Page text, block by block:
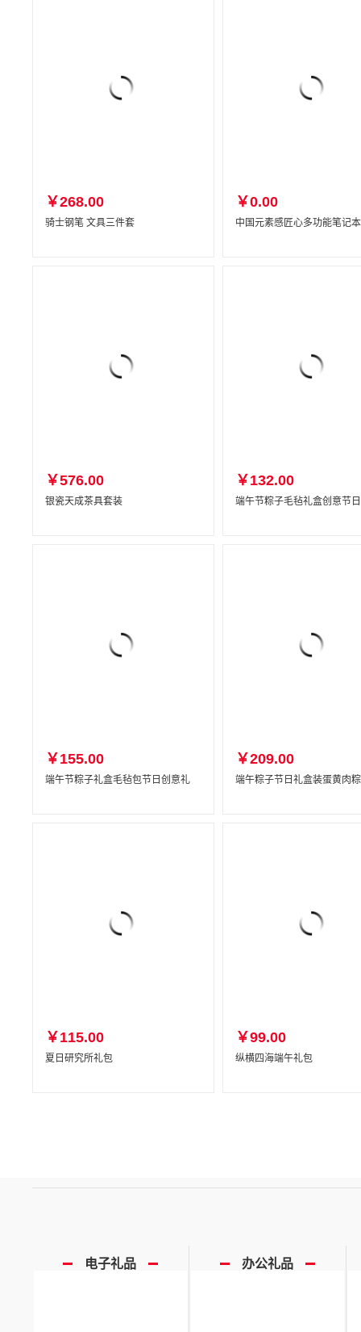
￥268.00
骑士钢笔 文具三件套
￥0.00
中国元素感匠心多功能笔记本
￥576.00
银瓷天成茶具套装
￥132.00
端午节粽子毛毡礼盒创意节
￥155.00
端午节粽子礼盒毛毡包节日创意礼
￥209.00
端午粽子节日礼盒装蛋黄肉
￥115.00
夏日研究所礼包
￥99.00
纵横四海端午礼包
电子礼品 办公礼品